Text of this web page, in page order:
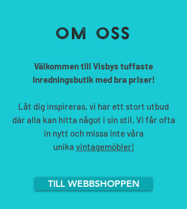
OM OSS
Välkommen till Visbys tuffaste
inredningsbutik med bra priser!
Låt dig inspireras, vi har ett stort utbud
där alla kan hitta något i sin stil. Vi får ofta
in nytt och missa inte våra
unika vintagemöbler!
TILL WEBBSHOPPEN